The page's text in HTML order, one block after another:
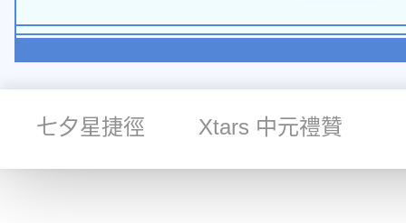
七夕星捷徑 Xtars 中元禮贊